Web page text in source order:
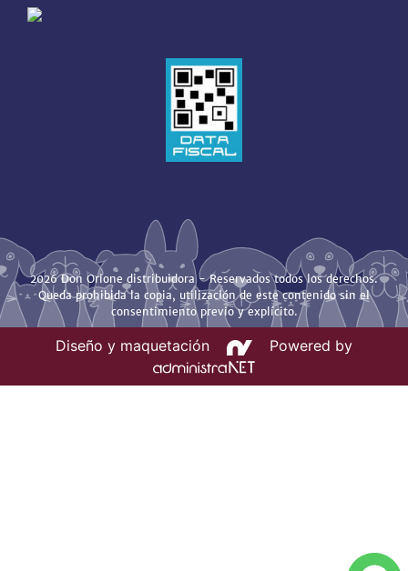
2026 Don Orione distribuidora - Reservados todos los derechos.
Queda prohibida la copia, utilización de este contenido sin el
consentimiento previo y explícito.
Diseño y maquetación Powered by